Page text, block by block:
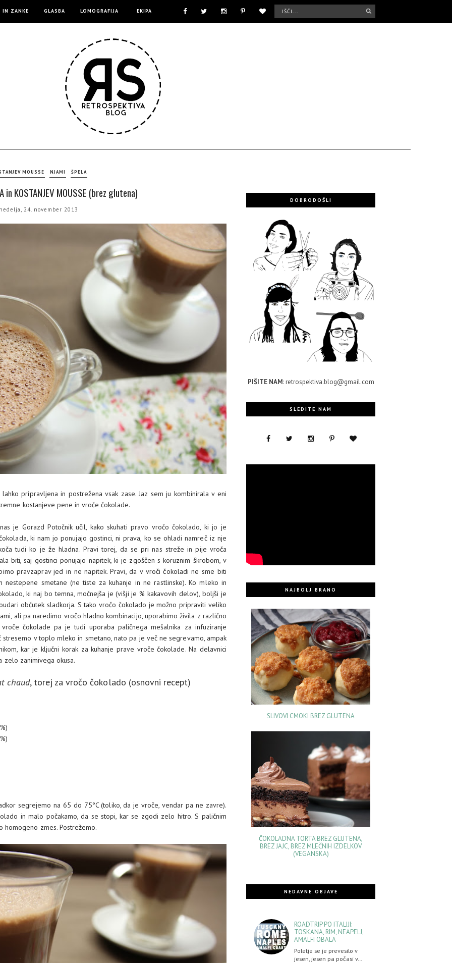
IN ZANKE GLASBA LOMOGRAFIJA EKIPA
MOUSSE NJAMI ŠPELA
in KOSTANJEV MOUSSE (brez glutena)
24. november 2013
pripravljena in postrežena vsak zase. Jaz sem ju kombinirala v eni
kostanjeve pene in vroče čokolade.
je Gorazd Potočnik učil, kako skuhati pravo vročo čokolado, ki jo je
ki nam jo ponujajo gostinci, ni prava, ko se ohladi namreč iz nje
tudi ko je že hladna. Pravi torej, da se pri nas streže in pije vroča
biti, saj gostinci ponujajo napitek, ki je zgoščen s koruznim škrobom, v
pravzaprav jed in ne napitek. Pravi, da v vroči čokoladi ne sme biti
smetane (ne tiste za kuhanje in ne rastlinske). Ko mleko in
ki naj bo temna, močnejša je (višji je % kakavovih delov), boljši je
občutek sladkorja. S tako vročo čokolado je možno pripraviti veliko
ali pa naredimo vročo hladno kombinacijo, uporabimo živila z različno
čokolade pa je tudi uporaba paličnega mešalnika za infuziranje
v toplo mleko in smetano, nato pa je več ne segrevamo, ampak
kar je ključni korak za kuhanje prave vroče čokolade. Na delavnici
zanimivega okusa.
chaud, torej za vročo čokolado (osnovni recept)
segrejemo na 65 do 75°C (toliko, da je vroče, vendar pa ne zavre).
in malo počakamo, da se stopi, kar se zgodi zelo hitro. S paličnim
homogeno zmes. Postrežemo.
DOBRODOŠLI
PIŠITE NAM: retrospektiva.blog@gmail.com
SLEDITE NAM
NAJBOLJ BRANO
SLIVOVI CMOKI BREZ GLUTENA
ČOKOLADNA TORTA BREZ GLUTENA,
BREZ JAJC, BREZ MLEČNIH IZDELKOV
(VEGANSKA)
NEDAVNE OBJAVE
ROADTRIP PO ITALIJI:
TOSKANA, RIM, NEAPELJ,
AMALFI OBALA
Poletje se je prevesilo v
jesen, jesen pa počasi v…